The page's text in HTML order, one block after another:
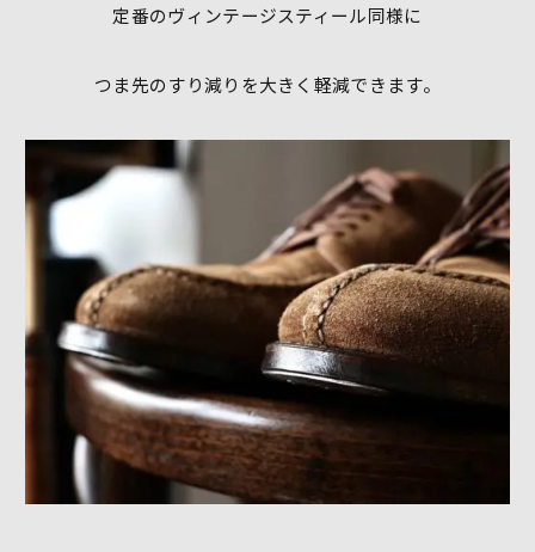
定番のヴィンテージスティール同様に
つま先のすり減りを大きく軽減できます。